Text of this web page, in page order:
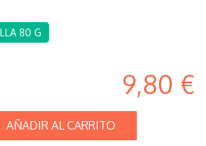
80 G
9,80 €
AÑADIR AL CARRITO